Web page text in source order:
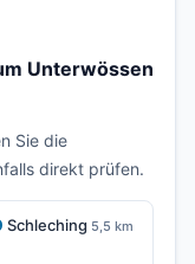
Unterwössen
Sie die
direkt prüfen.
Schleching 5,5 km